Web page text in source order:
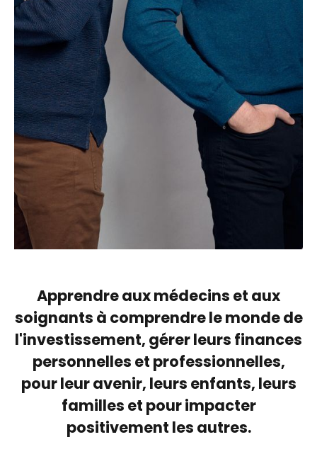
Apprendre aux médecins et aux
soignants à comprendre le monde de
l'investissement, gérer leurs finances
personnelles et professionnelles,
pour leur avenir, leurs enfants, leurs
familles et pour impacter
positivement les autres.